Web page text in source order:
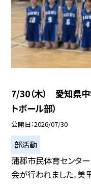
7/30（木） 愛知県
トボール部）
公開日 2026/07/30
部活動
蒲郡市民体育センタ
会が行われました。美